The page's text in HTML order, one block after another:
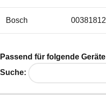
Bosch 00381812
Passend für folgende Geräte
Suche: